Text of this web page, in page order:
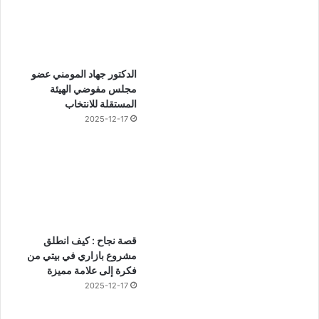
الدكتور جهاد المومني عضو
مجلس مفوضي الهيئة
المستقلة للانتخاب
2025-12-17
قصة نجاح : كيف انطلق
مشروع بازاري في بيتي من
فكرة إلى علامة مميزة
2025-12-17